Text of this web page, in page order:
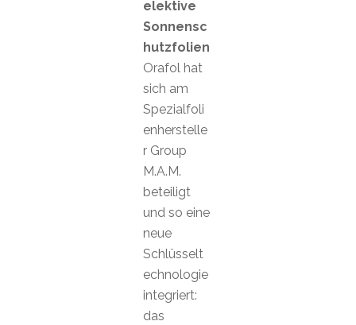
elektive
Sonnensc
hutzfolien
Orafol hat
sich am
Spezialfoli
enherstelle
r Group
M.A.M.
beteiligt
und so eine
neue
Schlüsselt
echnologie
integriert:
das